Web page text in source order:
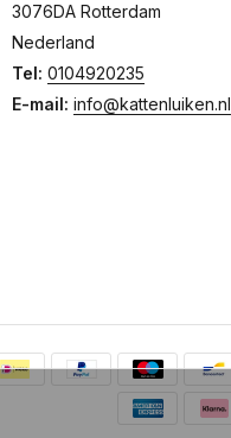
3076DA Rotterdam
Nederland
Tel: 0104920235
E-mail: info@kattenluiken.nl